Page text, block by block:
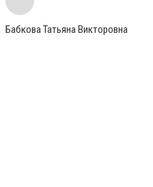
Бабкова Татьяна Викторовна